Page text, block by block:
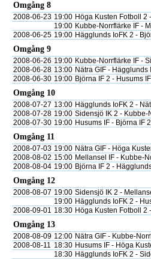
Omgång 8
2008-06-23 19:00 Höga Kusten Fotboll 2
19:00 Kubbe-Norrflärke IF -
2008-06-25 19:00 Hägglunds IoFK 2 -
Omgång 9
2008-06-26 19:00 Kubbe-Norrflärke IF -
2008-06-28 13:00 Nätra GIF - Hägglunds
2008-06-30 19:00 Björna IF 2 - Husums IF
Omgång 10
2008-07-27 13:00 Hägglunds IoFK 2 -
2008-07-28 19:00 Sidensjö IK 2 - Kubbe-
2008-07-30 19:00 Husums IF - Björna IF 2
Omgång 11
2008-07-03 19:00 Nätra GIF - Höga
2008-08-02 15:00 Mellansel IF - Kubbe-
2008-08-04 19:00 Björna IF 2 -
Omgång 12
2008-08-07 19:00 Sidensjö IK 2 -
19:00 Hägglunds IoFK 2 -
2008-09-01 18:30 Höga Kusten Fotboll 2
Omgång 13
2008-08-09 12:00 Nätra GIF - Kubbe-
2008-08-11 18:30 Husums IF - Höga
18:30 Hägglunds IoFK 2 -